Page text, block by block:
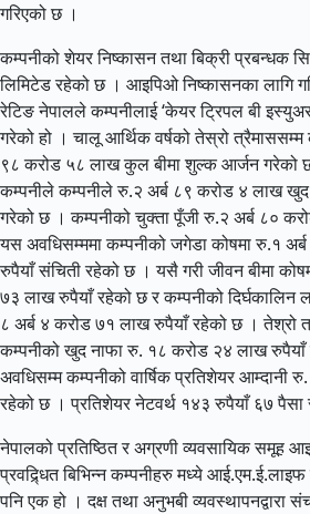
गरिएको छ ।
कम्पनीको शेयर निष्कासन तथा बिक्री प्रबन्धक
लिमिटेड रहेको छ । आइपिओ निष्कासनका लागि
रेटिङ नेपालले कम्पनीलाई ‘केयर ट्रिपल बी
गरेको हो । चालू आर्थिक वर्षको तेस्रो
९८ करोड ५८ लाख कुल बीमा शुल्क आर्जन गरेको
कम्पनीले कम्पनीले रु.२ अर्ब ८९ करोड ४ लाख
गरेको छ । कम्पनीको चुक्ता पूँजी रु.२ अर्ब ८०
यस अवधिसम्ममा कम्पनीको जगेडा कोषमा रु.१
रुपैयाँ संचिती रहेको छ । यसै गरी जीवन बीमा
७३ लाख रुपैयाँ रहेको छ र कम्पनीको दिर्घकालिन
८ अर्ब ४ करोड ७१ लाख रुपैयाँ रहेको छ । तेश्रो
कम्पनीको खुद नाफा रु. १८ करोड २४ लाख
अवधिसम्म कम्पनीको वार्षिक प्रतिशेयर आम्दानी
रहेको छ । प्रतिशेयर नेटवर्थ १४३ रुपैयाँ ६७ पैसा
नेपालको प्रतिष्ठित र अग्रणी व्यवसायिक समूह
प्रवद्र्धित बिभिन्न कम्पनीहरु मध्ये आई.एम.ई.लाइफ
पनि एक हो । दक्ष तथा अनुभबी व्यवस्थापनद्वारा